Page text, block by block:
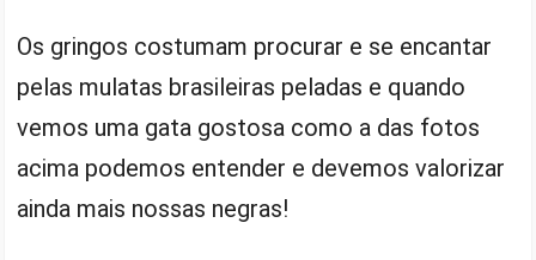
Os gringos costumam procurar e se encantar
pelas mulatas brasileiras peladas e quando
vemos uma gata gostosa como a das fotos
acima podemos entender e devemos valorizar
ainda mais nossas negras!